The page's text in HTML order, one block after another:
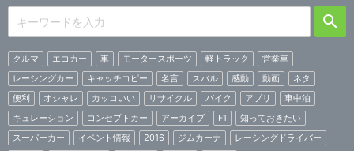
クルマ エコカー 車 モータースポーツ 軽トラック
営業車
レーシングカー
キャッチコピー 名言 スバル 感動 動画
ネタ
便利
オシャレ カッコいい リサイクル バイク アプリ
車中泊
キュレーション
コンセプトカー アーカイブ F1
知っておきたい
スーパーカー
イベント情報 2016 ジムカーナ
レーシングドライバー